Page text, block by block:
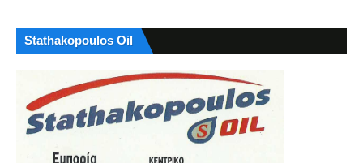
Stathakopoulos Oil